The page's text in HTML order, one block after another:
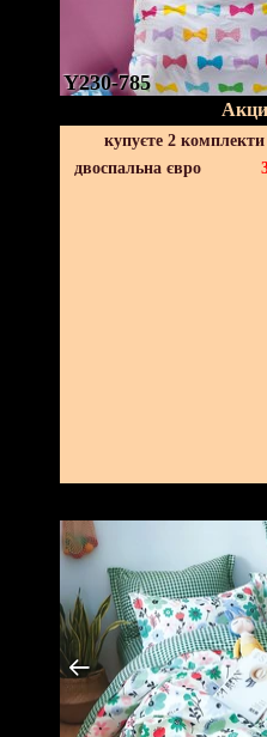
Y230-785
купуєте 2
двоспальна євро